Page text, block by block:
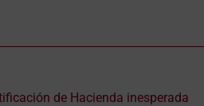
de Hacienda inesperada